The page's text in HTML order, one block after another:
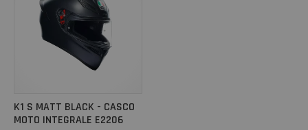
K1 S MATT BLACK - CASCO
MOTO INTEGRALE E2206